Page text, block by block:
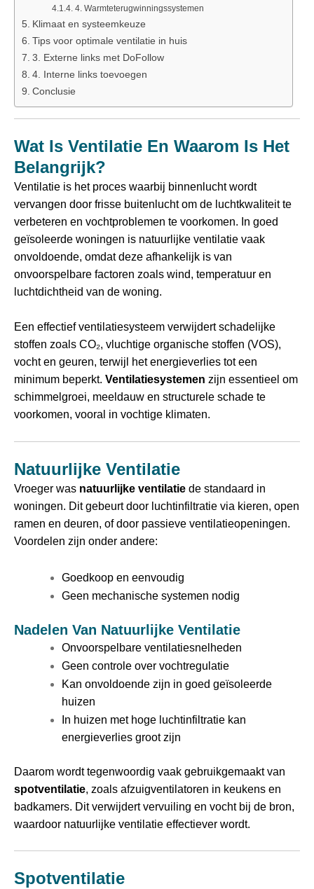
4. Warmteterugwinningssystemen
Klimaat en systeemkeuze
Tips voor optimale ventilatie in huis
3. Externe links met DoFollow
4. Interne links toevoegen
Conclusie
Wat Is Ventilatie En Waarom Is Het
Belangrijk?
Ventilatie is het proces waarbij binnenlucht wordt
vervangen door frisse buitenlucht om de luchtkwaliteit te
verbeteren en vochtproblemen te voorkomen. In goed
geïsoleerde woningen is natuurlijke ventilatie vaak
onvoldoende, omdat deze afhankelijk is van
onvoorspelbare factoren zoals wind, temperatuur en
luchtdichtheid van de woning.
Een effectief ventilatiesysteem verwijdert schadelijke
stoffen zoals CO₂, vluchtige organische stoffen (VOS),
vocht en geuren, terwijl het energieverlies tot een
minimum beperkt. Ventilatiesystemen zijn essentieel om
schimmelgroei, meeldauw en structurele schade te
voorkomen, vooral in vochtige klimaten.
Natuurlijke Ventilatie
Vroeger was natuurlijke ventilatie de standaard in
woningen. Dit gebeurt door luchtinfiltratie via kieren, open
ramen en deuren, of door passieve ventilatieopeningen.
Voordelen zijn onder andere:
Goedkoop en eenvoudig
Geen mechanische systemen nodig
Nadelen Van Natuurlijke Ventilatie
Onvoorspelbare ventilatiesnelheden
Geen controle over vochtregulatie
Kan onvoldoende zijn in goed geïsoleerde
huizen
In huizen met hoge luchtinfiltratie kan
energieverlies groot zijn
Daarom wordt tegenwoordig vaak gebruikgemaakt van
spotventilatie, zoals afzuigventilatoren in keukens en
badkamers. Dit verwijdert vervuiling en vocht bij de bron,
waardoor natuurlijke ventilatie effectiever wordt.
Spotventilatie